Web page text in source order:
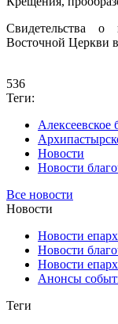
Свидетельства о
Восточной Церкви
536
Теги:
Алексеевское
Новости
Новости
Все новости
Новости
Новости
Новости
Новости
Анонсы
Теги